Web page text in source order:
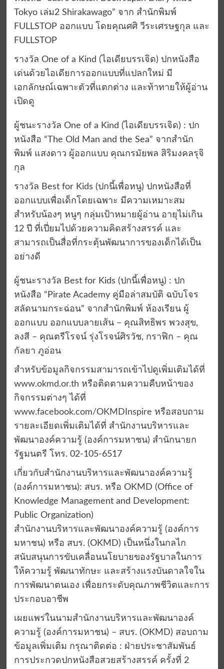
Tokyo เล่ม2 Shirakawago” จาก สำนักพิมพ์
FULLSTOP ออกแบบ โดยคุณศศิ วีระเศรษฐกุล และ
FULLSTOP
รางวัล One of a Kind (ไอเดียบรรเจิด) ปกหนังสือ
เด่นด้วยไอเดียการออกแบบที่แปลกใหม่ มี
เอกลักษณ์เฉพาะตัวที่แตกต่าง และท้าทายให้ผู้อ่าน
เปิดดู
ผู้ชนะรางวัล One of a Kind (ไอเดียบรรเจิด) : ปก
หนังสือ “The Old Man and the Sea” จากสำนัก
พิมพ์ แสงดาว ผู้ออกแบบ คุณกรมัยพล สิริมงคลรุจิ
กุล
รางวัล Best for Kids (ปกนี้เพื่อหนู) ปกหนังสือที่
ออกแบบเพื่อเด็กโดยเฉพาะ มีความเหมาะสม
สำหรับน้องๆ หนูๆ กลุ่มเป้าหมายผู้อ่าน อายุไม่เกิน
12 ปี ที่เปี่ยมไปด้วยความคิดสร้างสรรค์ และ
สามารถเป็นสื่อที่กระตุ้นพัฒนาการของเด็กได้เป็น
อย่างดี
ผู้ชนะรางวัล Best for Kids (ปกนี้เพื่อหนู) : ปก
หนังสือ “Pirate Academy คู่มือล่าสมบัติ ฉบับโจร
สลัดนามกระฉ่อน” จากสำนักพิมพ์ ห้องเรียน ผู้
ออกแบบ ออกแบบลายเส้น – คุณสิทธิพร พวงสุข,
ลงสี – คุณตรีโรจน์ รุ่งโรจน์ศิรวัช, กราฟิก – คุณ
กัลยา ภูอ่อน
สำหรับข้อมูลกิจกรรมสามารถเข้าไปดูเพิ่มเติมได้ที่
www.okmd.or.th หรือติดตามความคืบหน้าของ
กิจกรรมต่างๆ ได้ที่
www.facebook.com/OKMDInspire หรือสอบถาม
รายละเอียดเพิ่มเติมได้ที่ สำนักงานบริหารและ
พัฒนาองค์ความรู้ (องค์การมหาชน) สำนักนายก
รัฐมนตรี โทร. 02-105-6517
เกี่ยวกับสำนักงานบริหารและพัฒนาองค์ความรู้
(องค์การมหาชน): สบร. หรือ OKMD (Office of
Knowledge Management and Development:
Public Organization)
สำนักงานบริหารและพัฒนาองค์ความรู้ (องค์การ
มหาชน) หรือ สบร. (OKMD) เป็นหนึ่งในกลไก
สนับสนุนการขับเคลื่อนนโยบายของรัฐบาลในการ
ให้ความรู้ พัฒนาทักษะ และสร้างแรงบันดาลใจใน
การพัฒนาตนเอง เพื่อยกระดับคุณภาพชีวิตและการ
ประกอบอาชีพ
เผยแพร่ในนามสำนักงานบริหารและพัฒนาองค์
ความรู้ (องค์การมหาชน) – สบร. (OKMD) สอบถาม
ข้อมูลเพิ่มเติม กรุณาติดต่อ : ฝ่ายประชาสัมพันธ์
การประกวดปกหนังสือสวยสร้างสรรค์ ครั้งที่ 2